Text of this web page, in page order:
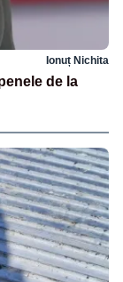
Ionuț Nichita
de la